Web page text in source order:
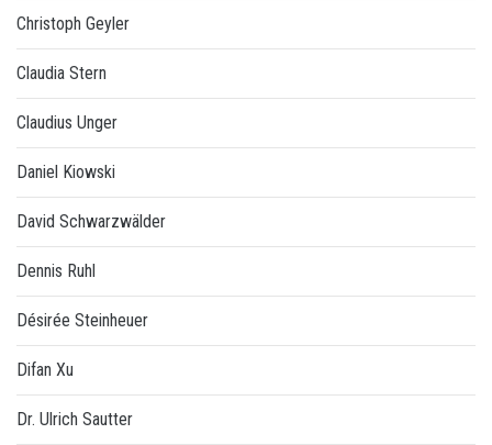
Christoph Geyler
Claudia Stern
Claudius Unger
Daniel Kiowski
David Schwarzwälder
Dennis Ruhl
Désirée Steinheuer
Difan Xu
Dr. Ulrich Sautter